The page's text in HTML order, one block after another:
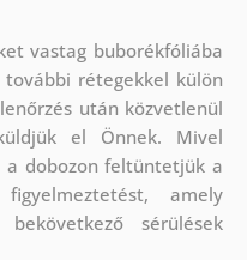
vastag buborékfóliába
rétegekkel külön
után közvetlenül
el Önnek. Mivel
dobozon feltüntetjük a
amely
sérülések